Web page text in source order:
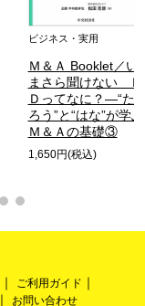
ビジネス・実用
Ｍ＆Ａ Booklet／い
まさら聞けない Ｄ
Ｄってなに？―“た
ろう”と“はな”が学ぶ
Ｍ＆Ａの基礎③
1,650円(税込)
ご利用ガイド
お問い合わせ